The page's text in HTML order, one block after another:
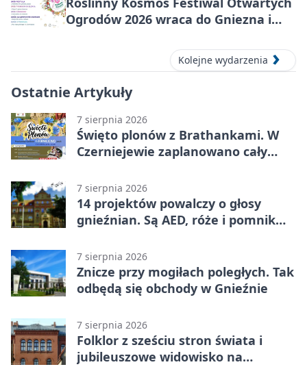
Ogrodów 2026 wraca do Gniezna i
Kolejne wydarzenia
Ostatnie Artykuły
7 sierpnia 2026
Święto plonów z Brathankami. W
Czerniejewie zaplanowano cały
7 sierpnia 2026
14 projektów powalczy o głosy
gnieźnian. Są AED, róże i pomnik
7 sierpnia 2026
Znicze przy mogiłach poległych. Tak
odbędą się obchody w Gnieźnie
7 sierpnia 2026
Folklor z sześciu stron świata i
jubileuszowe widowisko na